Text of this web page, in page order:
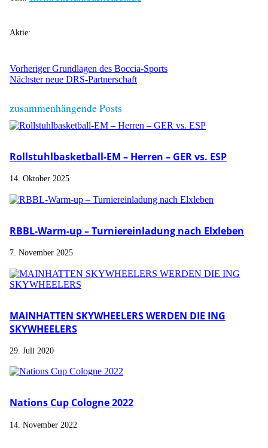
Aktie:
Vorheriger Grundlagen des Boccia-Sports
Nächster neue DRS-Partnerschaft
zusammenhängende Posts
Rollstuhlbasketball-EM – Herren – GER vs. ESP
14. Oktober 2025
RBBL-Warm-up – Turniereinladung nach Elxleben
7. November 2025
MAINHATTEN SKYWHEELERS WERDEN DIE ING
SKYWHEELERS
29. Juli 2020
Nations Cup Cologne 2022
14. November 2022